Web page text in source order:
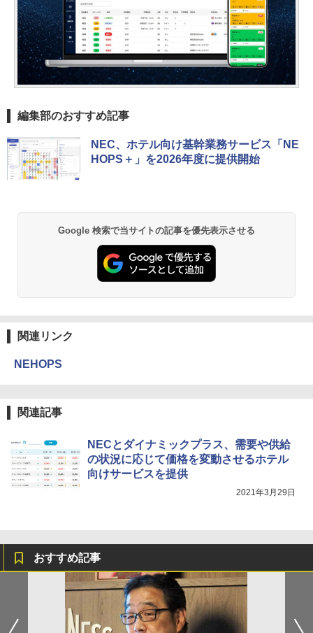
編集部のおすすめ記事
NEC、ホテル向け基幹業務サービス「NE
HOPS＋」を2026年度に提供開始
Google 検索で当サイトの記事を優先表示させる
関連リンク
NEHOPS
関連記事
NECとダイナミックプラス、需要や供給
の状況に応じて価格を変動させるホテル
向けサービスを提供
2021年3月29日
おすすめ記事